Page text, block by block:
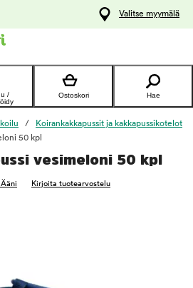
Valitse myymälä
/
Ostoskori Hae
Koirankakkapussit ja kakkapussikotelot
50 kpl
vesimeloni 50 kpl
Ääni Kirjoita tuotearvostelu